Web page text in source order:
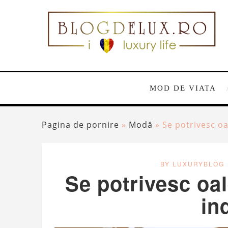
MOD DE VIATA
Pagina de pornire » Modă » Se potrivesc
BY LUXURYBLOG
Se potrivesc